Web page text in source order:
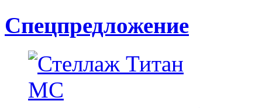
Спецпредложение